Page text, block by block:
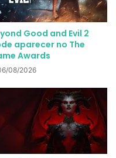
Good and Evil 2
aparecer no The
Awards
08/2026